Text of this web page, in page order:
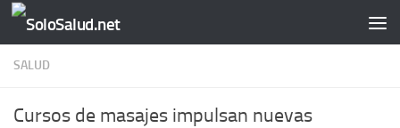
Saltar al contenido
SALUD
Cursos de masajes impulsan nuevas